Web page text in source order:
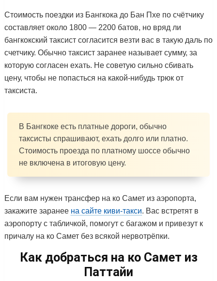
Стоимость поездки из Бангкока до Бан Пхе по счётчику
составляет около 1800 — 2200 батов, но вряд ли
бангкокский таксист согласится везти вас в такую даль по
счетчику. Обычно таксист заранее называет сумму, за
которую согласен ехать. Не советую сильно сбивать
цену, чтобы не попасться на какой-нибудь трюк от
таксиста.
В Бангкоке есть платные дороги, обычно
таксисты спрашивают, ехать долго или платно.
Стоимость проезда по платному шоссе обычно
не включена в итоговую цену.
Если вам нужен трансфер на ко Самет из аэропорта,
закажите заранее на сайте киви-такси. Вас встретят в
аэропорту с табличкой, помогут с багажом и привезут к
причалу на ко Самет без всякой нервотрёпки.
Как добраться на ко Самет из
Паттайи